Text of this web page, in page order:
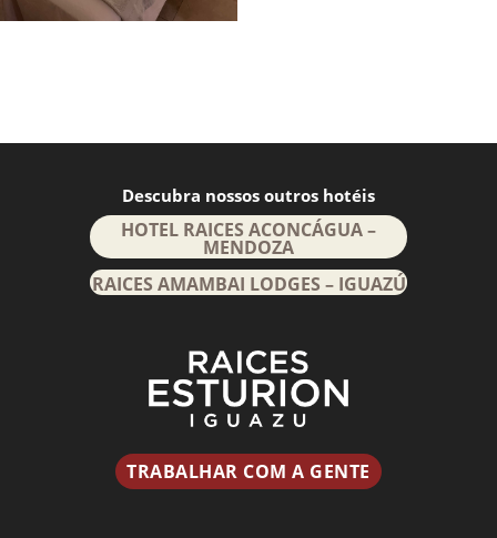
TRABALHAR COM A GENTE
Descubra nossos outros hotéis
HOTEL RAICES ACONCÁGUA –
MENDOZA
RAICES AMAMBAI LODGES – IGUAZÚ